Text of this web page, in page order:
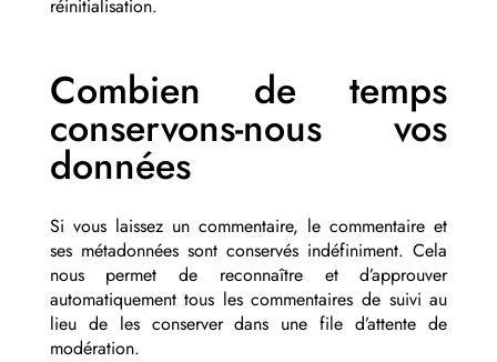
réinitialisation.
Combien de temps
conservons-nous vos
données
Si vous laissez un commentaire, le commentaire et
ses métadonnées sont conservés indéfiniment. Cela
nous permet de reconnaître et d’approuver
automatiquement tous les commentaires de suivi au
lieu de les conserver dans une file d’attente de
modération.